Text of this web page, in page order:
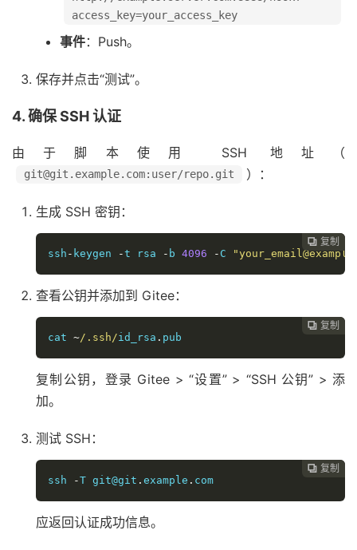
access_key=your_access_key
事件：Push。
保存并点击“测试”。
4. 确保 SSH 认证
由于脚本使用 SSH 地址（
git@git.example.com:user/repo.git ）：
生成 SSH 密钥：
 复制
ssh - keygen -t rsa - b 4096 - C
查看公钥并添加到 Gitee：
 复制
cat ~/.ssh/id_rsa . pub
复制公钥，登录 Gitee > “设置” > “SSH 公钥” > 添
加。
测试 SSH：
 复制
ssh
-T git@git . example . com
应返回认证成功信息。